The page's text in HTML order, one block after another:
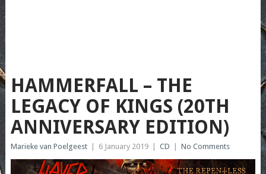
HAMMERFALL – THE
LEGACY OF KINGS (20TH
ANNIVERSARY EDITION)
Marieke van Poelgeest 6 January 2019 CD No Comments